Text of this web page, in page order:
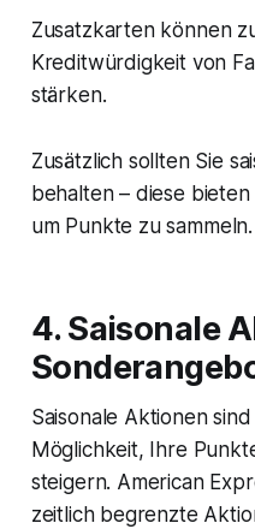
Zusatzkarten können
Kreditwürdigkeit von
stärken.
Zusätzlich sollten Sie
behalten – diese
um Punkte zu sammeln.
4. Saisonale
Saisonale Aktionen
Möglichkeit, Ihre
steigern. American
zeitlich begrenzte